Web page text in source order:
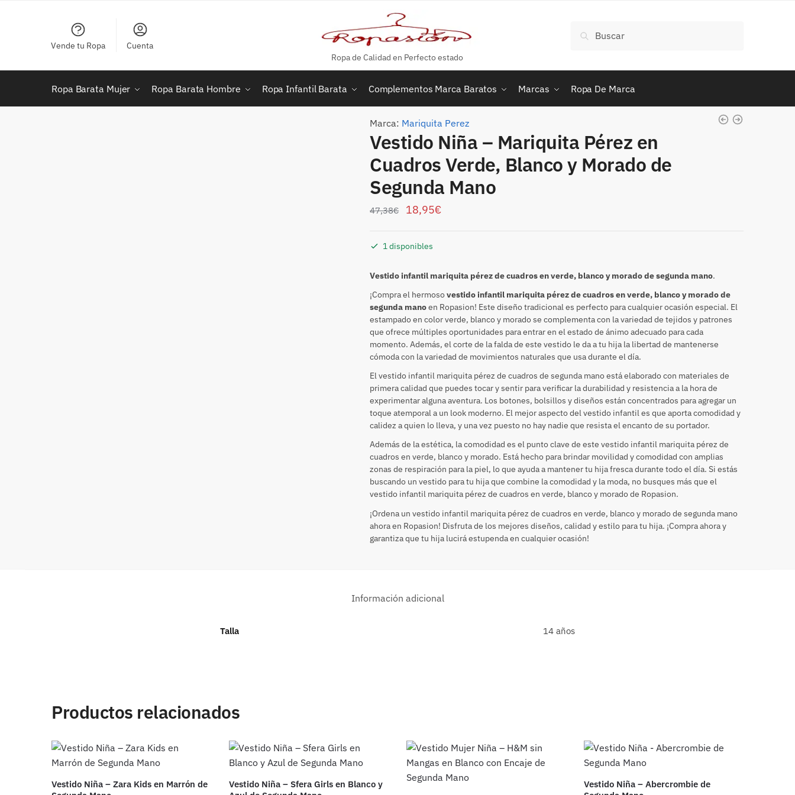
Ropa de Calidad en Perfecto estado
por:
Buscar
Vende tu Ropa Cuenta
Ropa Barata Mujer Ropa Barata Hombre Ropa Infantil Barata Complementos Marca Baratos Marcas Ropa De Marca
Marca: Mariquita Perez
Vestido Niña – Mariquita Pérez en
Cuadros Verde, Blanco y Morado de
Segunda Mano
47,38€ 18,95€
1 disponibles
Vestido infantil mariquita pérez de cuadros en verde, blanco y morado de segunda mano.
¡Compra el hermosovestido infantil mariquita pérez de cuadros en verde, blanco y morado de
segunda manoen Ropasion! Este diseño tradicional es perfecto para cualquier ocasión especial. El
estampado en color verde, blanco y morado se complementa con la variedad de tejidos y patrones
que ofrece múltiples oportunidades para entrar en el estado de ánimo adecuado para cada
momento. Además, el corte de la falda de este vestido le da a tu hija la libertad de mantenerse
cómoda con la variedad de movimientos naturales que usa durante el día.
El vestido infantil mariquita pérez de cuadros de segunda mano está elaborado con materiales de
primera calidad que puedes tocar y sentir para verificar la durabilidad y resistencia a la hora de
experimentar alguna aventura. Los botones, bolsillos y diseños están concentrados para agregar un
toque atemporal a un look moderno. El mejor aspecto del vestido infantil es que aporta comodidad y
calidez a quien lo lleva, y una vez puesto no hay nadie que resista el encanto de su portador.
Además de la estética, la comodidad es el punto clave de este vestido infantil mariquita pérez de
cuadros en verde, blanco y morado. Está hecho para brindar movilidad y comodidad con amplias
zonas de respiración para la piel, lo que ayuda a mantener tu hija fresca durante todo el día. Si estás
buscando un vestido para tu hija que combine la comodidad y la moda, no busques más que el
vestido infantil mariquita pérez de cuadros en verde, blanco y morado de Ropasion.
¡Ordena un vestido infantil mariquita pérez de cuadros en verde, blanco y morado de segunda mano
ahora en Ropasion! Disfruta de los mejores diseños, calidad y estilo para tu hija. ¡Compra ahora y
garantiza que tu hija lucirá estupenda en cualquier ocasión!
Información adicional
Talla 14 años
Productos relacionados
Vestido Niña – Zara Kids en Marrón de
Vestido Niña – Sfera Girls en Blanco y
Vestido Niña – Abercrombie de